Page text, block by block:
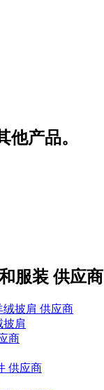
他产品。
服装 供应商
披肩